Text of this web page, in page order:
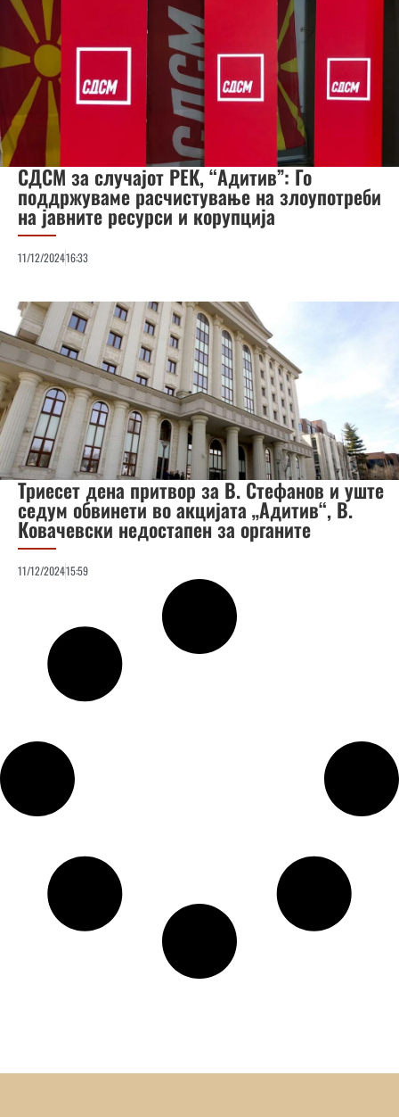
СДСМ за случајот РЕК, “Адитив”: Го
поддржуваме расчистување на злоупотреби
на јавните ресурси и корупција
11/12/202416:33
Триесет дена притвор за В. Стефанов и уште
седум обвинети во акцијата „Адитив“, В.
Ковачевски недостапен за органите
11/12/202415:59